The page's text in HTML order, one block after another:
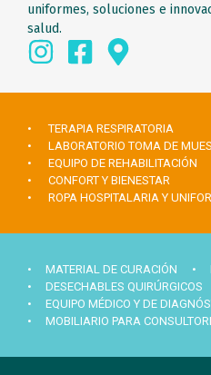
uniformes, soluciones e
salud.
• TERAPIA RESPIRATORIA
• LABORATORIO TOMA DE
• EQUIPO DE REHABILITACIÓN
• CONFORT Y BIENESTAR
• ROPA HOSPITALARIA Y
• MATERIAL DE CURACIÓN
•
• DESECHABLES QUIRÚRGICOS
• EQUIPO MÉDICO Y DE
• MOBILIARIO PARA